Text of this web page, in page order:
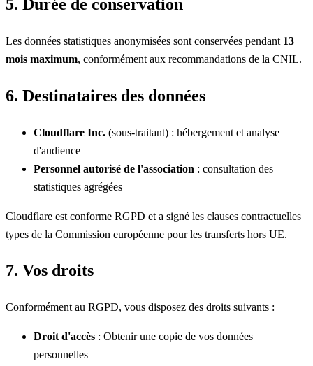
5. Durée de conservation
Les données statistiques anonymisées sont conservées pendant 13
mois maximum, conformément aux recommandations de la CNIL.
6. Destinataires des données
Cloudflare Inc. (sous-traitant) : hébergement et analyse
d'audience
Personnel autorisé de l'association : consultation des
statistiques agrégées
Cloudflare est conforme RGPD et a signé les clauses contractuelles
types de la Commission européenne pour les transferts hors UE.
7. Vos droits
Conformément au RGPD, vous disposez des droits suivants :
Droit d'accès : Obtenir une copie de vos données
personnelles